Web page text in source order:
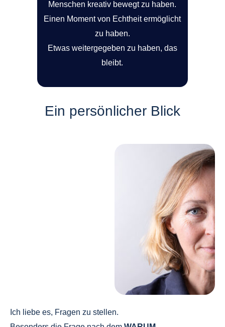
Menschen kreativ bewegt zu haben.
Einen Moment von Echtheit ermöglicht
zu haben.
Etwas weitergegeben zu haben, das
bleibt.
Ein persönlicher Blick
Ich liebe es, Fragen zu stellen.